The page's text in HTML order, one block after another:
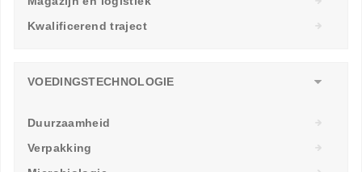
Kwalificerend traject
VOEDINGSTECHNOLOGIE
Duurzaamheid
Verpakking